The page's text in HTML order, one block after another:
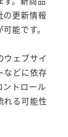
の更新情報
能です。
ウェブサイ
などに依存
ントロール
れる可能性